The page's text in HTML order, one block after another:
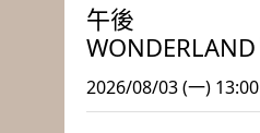
午後
WONDERLAND
2026/08/03 (一) 13:00